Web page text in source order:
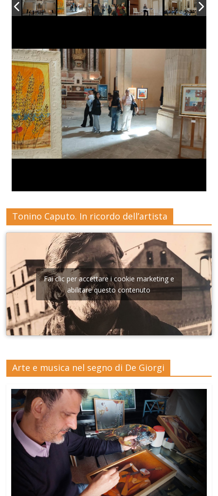
Tonino Caputo. In ricordo dell’artista
Fai clic per accettare i cookie marketing e
abilitare questo contenuto
Arte e musica nel segno di De Giorgi